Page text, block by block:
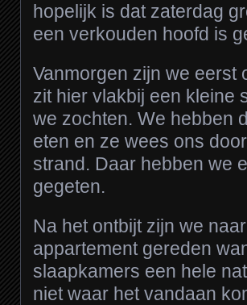
hopelijk is dat zaterdag
een verkouden hoofd is
Vanmorgen zijn we eerst
zit hier vlakbij een kleine
we zochten. We hebben
eten en ze wees ons
strand. Daar hebben we
gegeten.
Na het ontbijt zijn we
appartement gereden
slaapkamers een hele
niet waar het vandaan